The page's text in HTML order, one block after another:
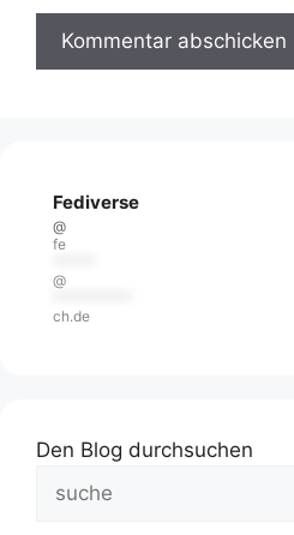
Fediverse
@
fe
@
ch.de
Den Blog durchsuchen